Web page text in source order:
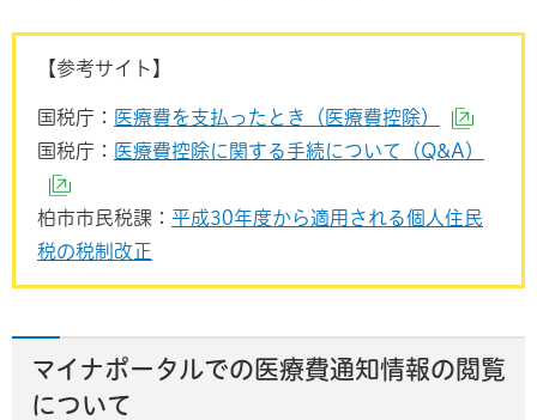
【参考サイト】
国税庁： 医療費を支払ったとき（医療費控除）
国税庁： 医療費控除に関する手続について（Q&A）
柏市市民税課： 平成30年度から適用される個人住民
税の税制改正
マイナポータルでの医療費通知情報の閲覧
について